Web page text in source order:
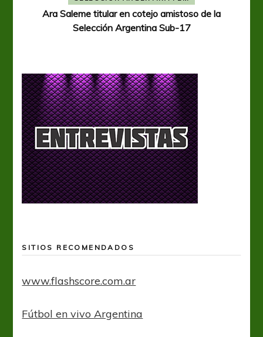
Ara Saleme titular en cotejo amistoso de la
Selección Argentina Sub-17
SITIOS RECOMENDADOS
www.flashscore.com.ar
Fútbol en vivo Argentina